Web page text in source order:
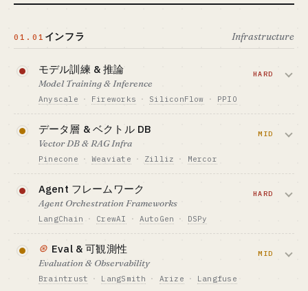
01.01 インフラ Infrastructure
モデル訓練 & 推論
Model Training & Inference
Anyscale · Fireworks · SiliconFlow · PPIO
LLM 呼び出し側のトークンコストを削減
— クラウド事業者やモデル各社に売る、
インフラの「ツルハシ商売」。
必要資金の目安 · CAPITAL
$4M+ / VC 必須
GTM · 売り方
ベンチマーク · BENCHMARK
Anyscale · Together · SiliconFlow
向いている人 · BEST FIT
HARD
データ層 & ベクトル DB
Vector DB & RAG Infra
Pinecone · Weaviate · Zilliz · Mercor
リングを組み合わせる構成です。汎用レイ
ヤーは Pinecone や pgvector で埋まってい
ますが、業界特化型の RAG にはまだ余地
必要資金の目安 · CAPITAL
$150K-1.5M
MID
Agent フレームワーク
Agent Orchestration Frameworks
LangChain · CrewAI · AutoGen · DSPy
状態管理をまとめて担います。
LangChain が市場を握っており、新しい
フレームワークの参入余地は狭まりつつ
HARD
⊛ Eval & 可観測性
Evaluation & Observability
Braintrust · LangSmith · Arize · Langfuse
MID